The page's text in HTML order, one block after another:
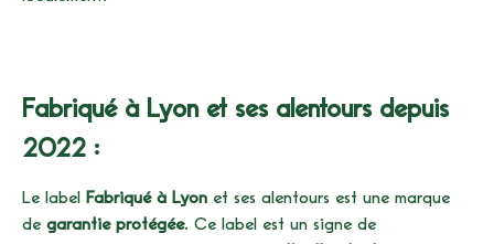
Fabriqué à Lyon et ses alentours depuis
2022 :
Le label Fabriqué à Lyon et ses alentours est une marque
de garantie protégée. Ce label est un signe de